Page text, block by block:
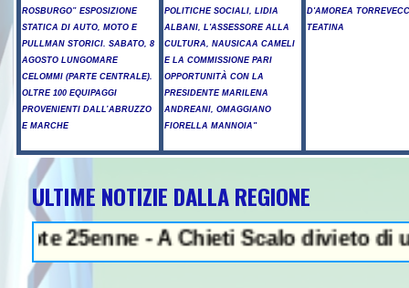
ROSBURGO” ESPOSIZIONE
STATICA DI AUTO, MOTO E
PULLMAN STORICI. SABATO, 8
AGOSTO LUNGOMARE
CELOMMI (PARTE CENTRALE).
OLTRE 100 EQUIPAGGI
PROVENIENTI DALL’ABRUZZO
E MARCHE
POLITICHE SOCIALI, LIDIA
ALBANI, L'ASSESSORE ALLA
CULTURA, NAUSICAA CAMELI
E LA COMMISSIONE PARI
OPPORTUNITÀ CON LA
PRESIDENTE MARILENA
ANDREANI, OMAGGIANO
FIORELLA MANNOIA"
D'AMOREA
TEATINA
ULTIME NOTIZIE DALLA REGIONE
- A Chieti Scalo divieto di utilizzo
il Maestrone che ha